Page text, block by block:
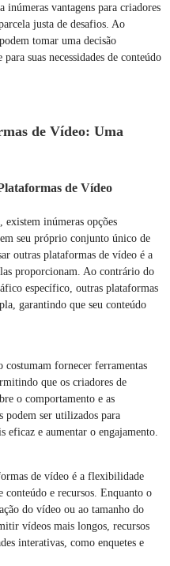
vantagens para criadores
justa de desafios. Ao
tomar uma decisão
suas necessidades de conteúdo
de Vídeo: Uma
de Vídeo
existem inúmeras opções
seu próprio conjunto único de
outras plataformas de vídeo é a
proporcionam. Ao contrário do
específico, outras plataformas
garantindo que seu conteúdo
costumam fornecer ferramentas
que os criadores de
o comportamento e as
podem ser utilizados para
eficaz e aumentar o engajamento.
de vídeo é a flexibilidade
conteúdo e recursos. Enquanto o
do vídeo ou ao tamanho do
vídeos mais longos, recursos
interativas, como enquetes e